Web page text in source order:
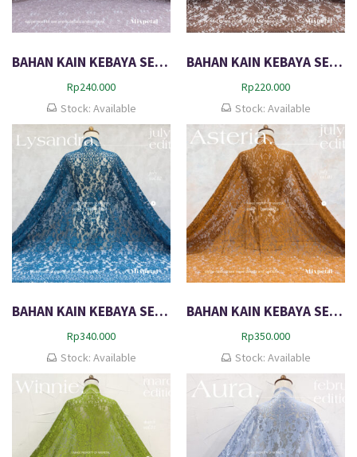
BAHAN KAIN KEBAYA SEMI ITALY KATUN TAMARINE
Rp240.000
Stock: Available
BAHAN KAIN KEBAYA SEMI ITALY KYARRA
Rp220.000
Stock: Available
BAHAN KAIN KEBAYA SEMI ITALY METALIC SHIMMERING LYSANDRA
Rp340.000
Stock: Available
BAHAN KAIN KEBAYA SEMI ITALY SHINNING METALIC ASTERIA
Rp350.000
Stock: Available